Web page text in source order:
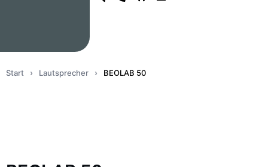
Start › Lautsprecher › BEOLAB 50